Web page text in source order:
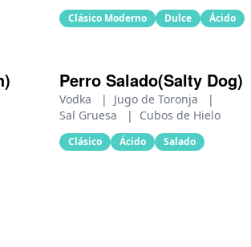
Clásico Moderno Dulce Ácido
Perro Salado(Salty Dog)
Vodka | Jugo de Toronja
|
Sal Gruesa
| Cubos de Hielo
Clásico Ácido Salado